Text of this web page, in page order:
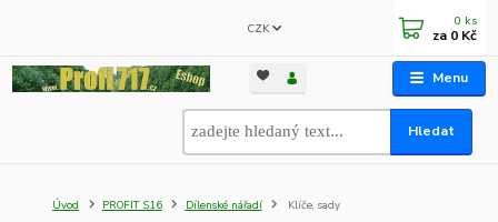
Menu
CZK
Hledat
0 ks
za 0 Kč
Úvod PROFIT S16 Dílenské nářadí Klíče, sady